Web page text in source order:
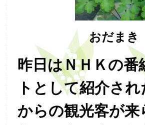
おだま
昨日はＮＨＫの
トとして紹介さ
からの観光客が